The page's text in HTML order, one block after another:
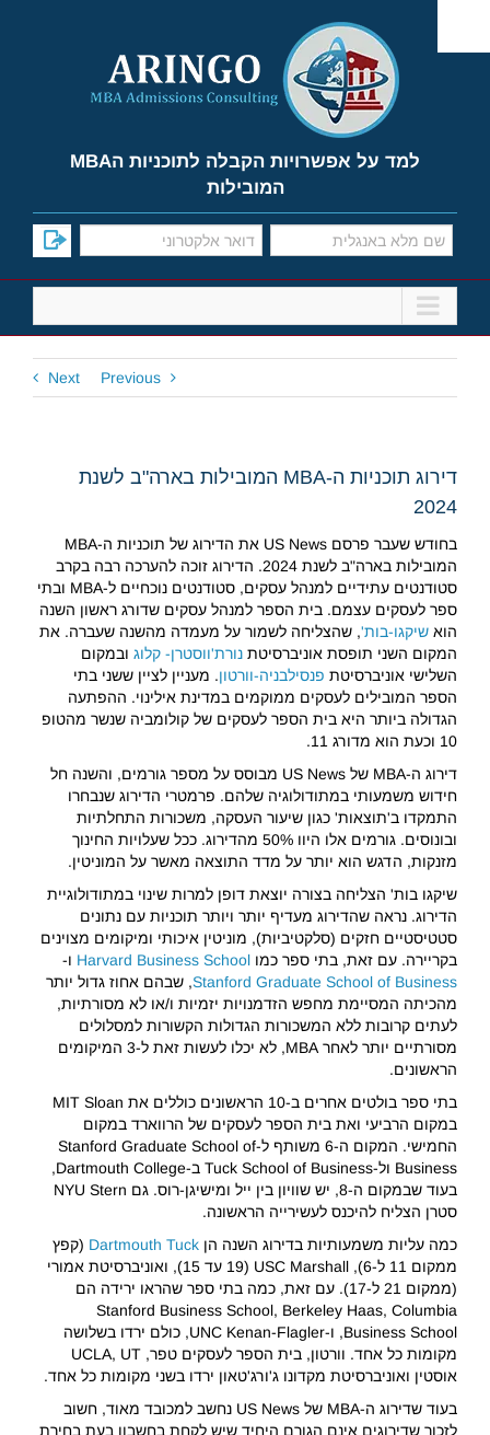
content
למד על אפשרויות הקבלה לתוכניות הMBA
המובילות
Previous
Next
דירוג תוכניות ה-MBA המובילות בארה"ב לשנת
2024
בחודש שעבר פרסם US News את הדירוג של תוכניות ה-MBA
המובילות בארה"ב לשנת 2024. הדירוג זוכה להערכה רבה בקרב
סטודנטים עתידיים למנהל עסקים, סטודנטים נוכחיים ל-MBA ובתי
ספר לעסקים עצמם. בית הספר למנהל עסקים שדורג ראשון השנה
הוא שיקגו-בות', שהצליחה לשמור על מעמדה מהשנה שעברה. את
המקום השני תופסת אוניברסיטת נורת'ווסטרן- קלוג ובמקום
השלישי אוניברסיטת פנסילבניה-וורטון. מעניין לציין ששני בתי
הספר המובילים לעסקים ממוקמים במדינת אילינוי. ההפתעה
הגדולה ביותר היא בית הספר לעסקים של קולומביה שנשר מהטופ
10 וכעת הוא מדורג 11.
דירוג ה-MBA של US News מבוסס על מספר גורמים, והשנה חל
חידוש משמעותי במתודולוגיה שלהם. פרמטרי הדירוג שנבחרו
התמקדו ב'תוצאות' כגון שיעור העסקה, משכורות התחלתיות
ובונוסים. גורמים אלו היוו 50% מהדירוג. ככל שעלויות החינוך
מזנקות, הדגש הוא יותר על מדד התוצאה מאשר על המוניטין.
שיקגו בות' הצליחה בצורה יוצאת דופן למרות שינוי במתודולוגיית
הדירוג. נראה שהדירוג מעדיף יותר ויותר תוכניות עם נתונים
סטטיסטיים חזקים (סלקטיביות), מוניטין איכותי ומיקומים מצוינים
בקריירה. עם זאת, בתי ספר כמו
ו-
Stanford Graduate School of Business, שבהם אחוז גדול יותר
מהכיתה המסיימת מחפש הזדמנויות יזמיות ו/או לא מסורתיות,
לעתים קרובות ללא המשכורות הגדולות הקשורות למסלולים
מסורתיים יותר לאחר MBA, לא יכלו לעשות זאת ל-3 המיקומים
הראשונים.
בתי ספר בולטים אחרים ב-10 הראשונים כוללים את MIT Sloan
במקום הרביעי ואת בית הספר לעסקים של הרווארד במקום
החמישי. המקום ה-6 משותף ל-Stanford Graduate School of
Business ול-Tuck School of Business ב-Dartmouth College,
בעוד שבמקום ה-8, יש שוויון בין ייל ומישיגן-רוס. גם NYU Stern
סטרן הצליח להיכנס לעשירייה הראשונה.
כמה עליות משמעותיות בדירוג השנה הן Dartmouth Tuck (קפץ
ממקום 11 ל-6), USC Marshall (19 עד 15), ואוניברסיטת אמורי
(ממקום 21 ל-17). עם זאת, כמה בתי ספר שהראו ירידה הם
Stanford Business School, Berkeley Haas, Columbia
Business School, ו-UNC Kenan-Flagler, כולם ירדו בשלושה
מקומות כל אחד. וורטון, בית הספר לעסקים טפר, UCLA, UT
אוסטין ואוניברסיטת מקדונו ג'ורג'טאון ירדו בשני מקומות כל אחד.
בעוד שדירוג ה-MBA של US News נחשב למכובד מאוד, חשוב
לזכור שדירוגים אינם הגורם היחיד שיש לקחת בחשבון בעת בחירת